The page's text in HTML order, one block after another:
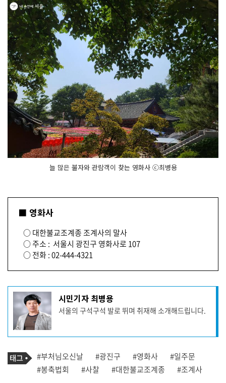
늘 많은 불자와 관람객이 찾는 영화사 ⓒ최병용
■ 영화사
○ 대한불교조계종 조계사의 말사
○ 주소 : 서울시 광진구 영화사로 107
○ 전화 : 02-444-4321
기
사
작
성
자
프
필
시민기자 최병용
서울의 구석구석 발로 뛰며 취재해 소개해드립니다.
기
사
관
련
태
그
#부처님오신날 #광진구 #영화사
#일주문
#봉축법회
#사찰 #대한불교조계종 #조계사